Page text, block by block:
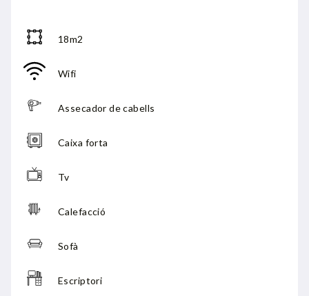
18m2
Wifi
Assecador de cabells
Caixa forta
Tv
Calefacció
Sofà
Escriptori